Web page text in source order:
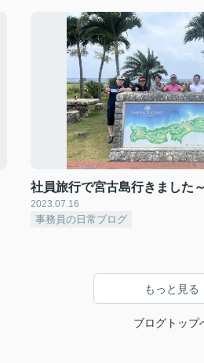
社員旅行で宮古島行きました
2023.07.16
事務員の日常ブログ
もっと見る
ブログトップ